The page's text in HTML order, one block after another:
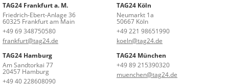
TAG24 Frankfurt a. M.
Friedrich-Ebert-Anlage 36
60325 Frankfurt am Main
+49 69 348750580
frankfurt@tag24.de
TAG24 Köln
Neumarkt 1a
50667 Köln
+49 221 98651990
koeln@tag24.de
TAG24 Hamburg
Am Sandtorkai 77
20457 Hamburg
+49 40 228608090
TAG24 München
+49 89 215390320
muenchen@tag24.de